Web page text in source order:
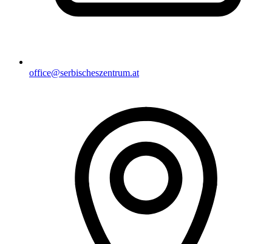
office@serbischeszentrum.at